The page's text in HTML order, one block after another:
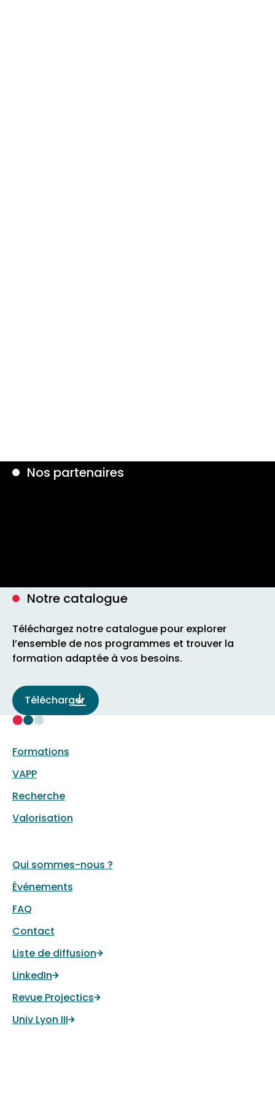
Nos partenaires
Notre catalogue
Téléchargez notre catalogue pour explorer
l’ensemble de nos programmes et trouver la
formation adaptée à vos besoins.
Télécharger
Formations
VAPP
Recherche
Valorisation
Qui sommes-nous ?
Événements
FAQ
Contact
Liste de diffusion
LinkedIn
Revue Projectics
Univ Lyon III